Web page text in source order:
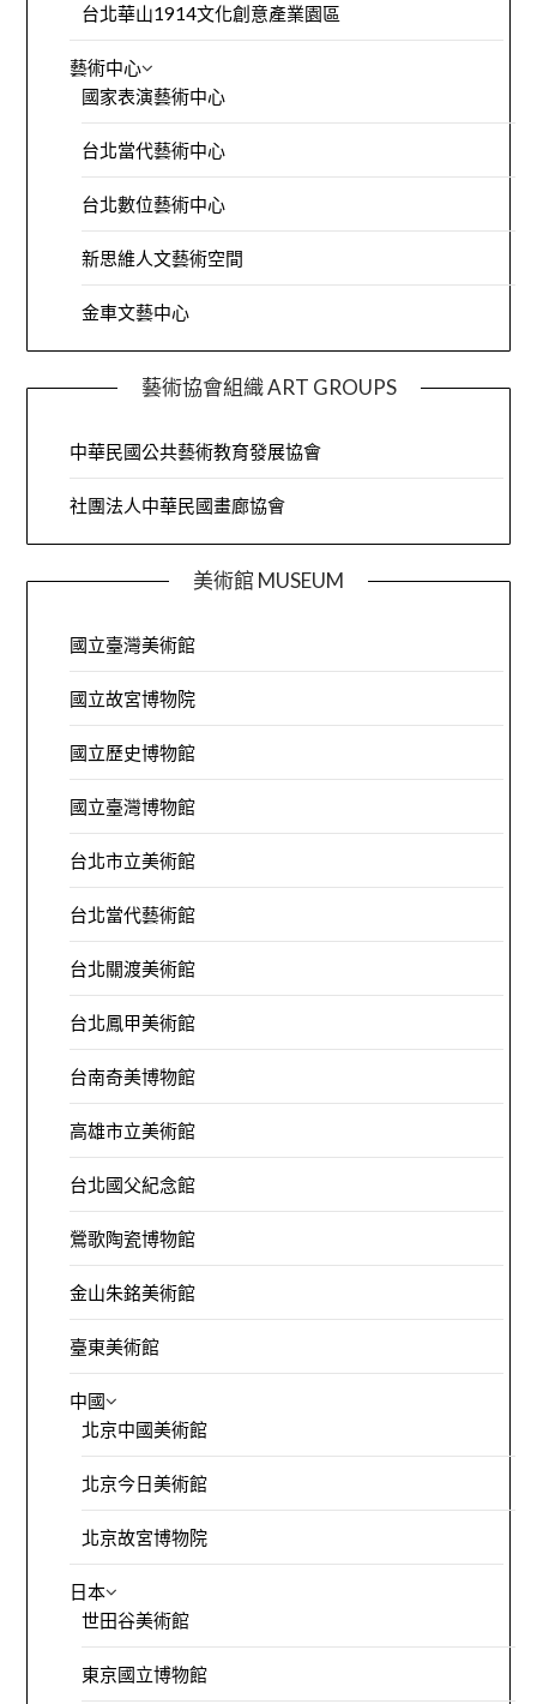
台北華山1914文化創意產業園區
藝術中心
國家表演藝術中心
台北當代藝術中心
台北數位藝術中心
新思維人文藝術空間
金車文藝中心
藝術協會組織 ART GROUPS
中華民國公共藝術教育發展協會
社團法人中華民國畫廊協會
美術館 MUSEUM
國立臺灣美術館
國立故宮博物院
國立歷史博物館
國立臺灣博物館
台北市立美術館
台北當代藝術館
台北關渡美術館
台北鳳甲美術館
台南奇美博物館
高雄市立美術館
台北國父紀念館
鶯歌陶瓷博物館
金山朱銘美術館
臺東美術館
中國
北京中國美術館
北京今日美術館
北京故宮博物院
日本
世田谷美術館
東京國立博物館